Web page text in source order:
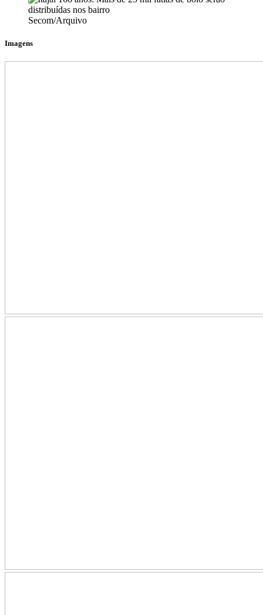
Secom/Arquivo
Imagens